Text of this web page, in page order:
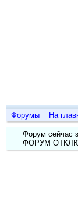
Форумы На
Форум сейчас
ФОРУМ